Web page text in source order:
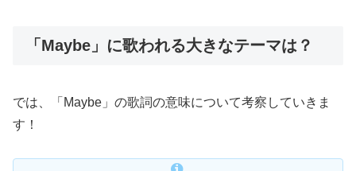
「Maybe」に歌われる大きなテーマは？
では、「Maybe」の歌詞の意味について考察していきま
す！